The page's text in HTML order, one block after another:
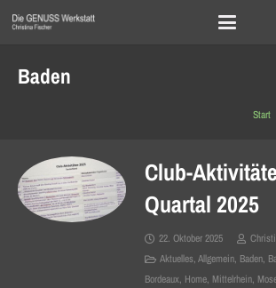
Baden
Start
Club-
Quartal 2025
22. Oktober 2025
Aktuelles,Allgemein, Baden,
Bordeaux, Home, Mittelrhein,